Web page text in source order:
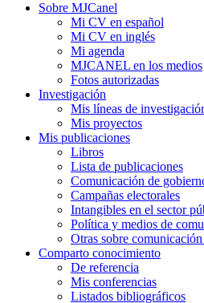
Sobre MJCanel
Mi CV en español
Mi CV en inglés
Mi agenda
MJCANEL en los medios
Fotos autorizadas
Investigación
Mis líneas de
Mis proyectos
Mis publicaciones
Libros
Lista de publicaciones
Comunicación de
Campañas electorales
Intangibles en el sector
Política y medios de
Otras sobre
Comparto conocimiento
De referencia
Mis conferencias
Listados bibliográficos